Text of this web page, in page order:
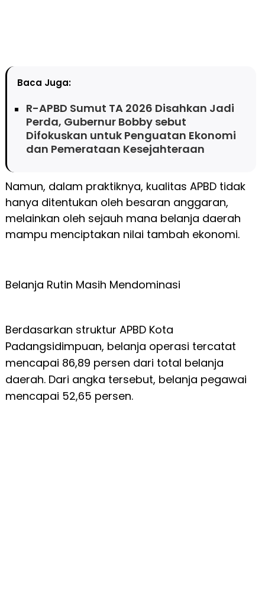
Baca Juga:
R-APBD Sumut TA 2026 Disahkan Jadi
Perda, Gubernur Bobby sebut
Difokuskan untuk Penguatan Ekonomi
dan Pemerataan Kesejahteraan
Namun, dalam praktiknya, kualitas APBD tidak
hanya ditentukan oleh besaran anggaran,
melainkan oleh sejauh mana belanja daerah
mampu menciptakan nilai tambah ekonomi.
Belanja Rutin Masih Mendominasi
Berdasarkan struktur APBD Kota
Padangsidimpuan, belanja operasi tercatat
mencapai 86,89 persen dari total belanja
daerah. Dari angka tersebut, belanja pegawai
mencapai 52,65 persen.